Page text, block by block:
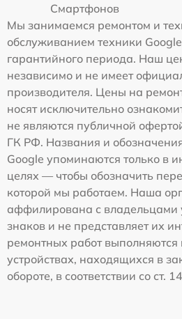
Смартфонов
Мы занимаемся ремонтом и
обслуживанием техники
гарантийного периода. Наш
независимо и не имеет
производителя. Цены на
носят исключительно
не являются публичной
ГК РФ. Названия и
Google упоминаются только в
целях — чтобы обозначить
которой мы работаем. Наша
аффилирована с владельцами
знаков и не представляет их
ремонтных работ выполняются
устройствах, находящихся в
обороте, в соответствии со ст.